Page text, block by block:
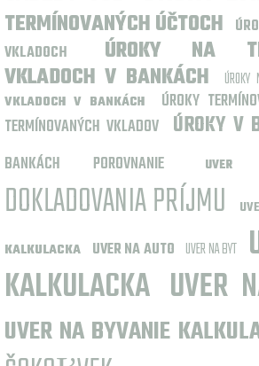
TERMÍNOVANÝCH ÚČTOCH
VKLADOCH
ÚROKY NA
VKLADOCH V BANKÁCH
ÚROKY
VKLADOCH V BANKÁCH
ÚROKY
TERMÍNOVANÝCH VKLADOV ÚROKY V
BANKÁCH POROVNANIE
UVER
DOKLADOVANIA PRÍJMU
KALKULACKA UVER NA AUTO UVER NA BYT
KALKULACKA UVER
UVER NA BYVANIE